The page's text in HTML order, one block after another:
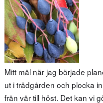
Mitt mål när jag började
ut i trädgården och plocka
från vår till höst. Det kan vi